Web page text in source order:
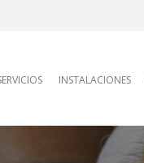
INSTALACIONES